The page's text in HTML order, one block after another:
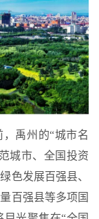
禹州的“城市名
城市、全国投资
色发展百强县、
百强县等多项国